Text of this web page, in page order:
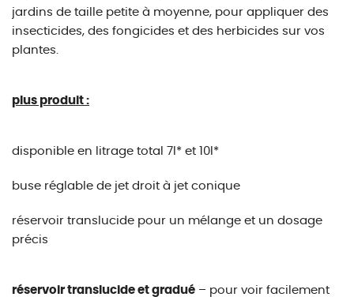
jardins de taille petite à moyenne, pour appliquer des
insecticides, des fongicides et des herbicides sur vos
plantes.
plus produit :
disponible en litrage total 7l* et 10l*
buse réglable de jet droit à jet conique
réservoir translucide pour un mélange et un dosage
précis
réservoir translucide et gradué – pour voir facilement